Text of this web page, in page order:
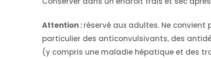
Attention :réservé aux adultes. Ne
particulier des anticonvulsivants, des
(y compris une maladie hépatique et des